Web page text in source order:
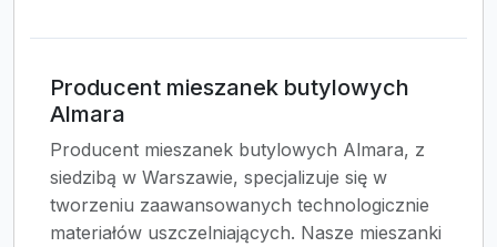
Producent mieszanek butylowych
Almara
Producent mieszanek butylowych Almara, z
siedzibą w Warszawie, specjalizuje się w
tworzeniu zaawansowanych technologicznie
materiałów uszczelniających. Nasze mieszanki